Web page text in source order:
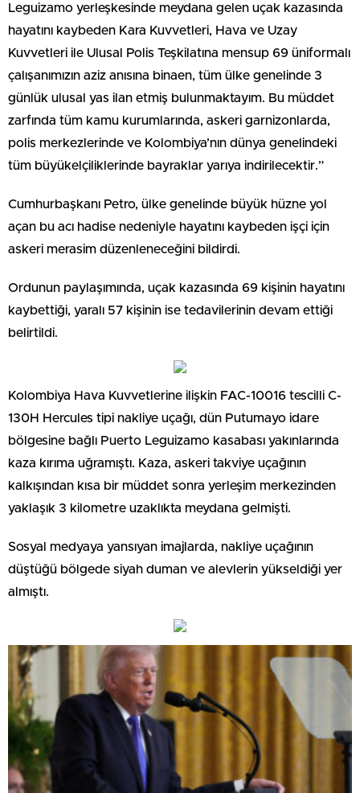
Leguizamo yerleşkesinde meydana gelen uçak kazasında
hayatını kaybeden Kara Kuvvetleri, Hava ve Uzay
Kuvvetleri ile Ulusal Polis Teşkilatına mensup 69 üniformalı
çalışanımızın aziz anısına binaen, tüm ülke genelinde 3
günlük ulusal yas ilan etmiş bulunmaktayım. Bu müddet
zarfında tüm kamu kurumlarında, askeri garnizonlarda,
polis merkezlerinde ve Kolombiya’nın dünya genelindeki
tüm büyükelçiliklerinde bayraklar yarıya indirilecektir.”
Cumhurbaşkanı Petro, ülke genelinde büyük hüzne yol
açan bu acı hadise nedeniyle hayatını kaybeden işçi için
askeri merasim düzenleneceğini bildirdi.
Ordunun paylaşımında, uçak kazasında 69 kişinin hayatını
kaybettiği, yaralı 57 kişinin ise tedavilerinin devam ettiği
belirtildi.
Kolombiya Hava Kuvvetlerine ilişkin FAC-10016 tescilli C-
130H Hercules tipi nakliye uçağı, dün Putumayo idare
bölgesine bağlı Puerto Leguizamo kasabası yakınlarında
kaza kırıma uğramıştı. Kaza, askeri takviye uçağının
kalkışından kısa bir müddet sonra yerleşim merkezinden
yaklaşık 3 kilometre uzaklıkta meydana gelmişti.
Sosyal medyaya yansıyan imajlarda, nakliye uçağının
düştüğü bölgede siyah duman ve alevlerin yükseldiği yer
almıştı.